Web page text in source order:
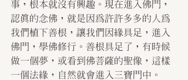
事，根本就沒有興趣。現在進入佛門，
認真的念佛，就是因為許許多多的人為
我們植下善根，讓我們因緣具足，進入
佛門，學佛修行。善根具足了，有時候
做一個夢，或看到佛菩薩的聖像，這樣
一個法緣，自然就會進入三寶門中。